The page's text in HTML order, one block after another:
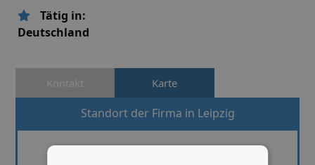
Tätig in:
Deutschland
Kontakt Karte
Standort der Firma in Leipzig